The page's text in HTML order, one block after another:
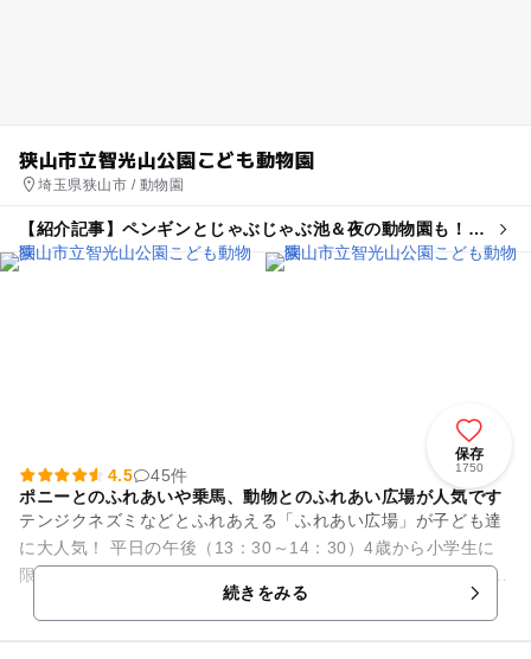
狭山市立智光山公園こども動物園
埼玉県狭山市 / 動物園
【紹介記事】ペンギンとじゃぶじゃぶ池＆夜の動物園も！
智光山公園こども動物園で夏休みイベント
保存
1750
4.5
45件
ポニーとのふれあいや乗馬、動物とのふれあい広場が人気です
テンジクネズミなどとふれあえる「ふれあい広場」が子ども達
に大人気！ 平日の午後（13：30～14：30）4歳から小学生に
限りポニーに乗れる。 「しばふ広場」ではお弁当を食べたり、
続きをみる